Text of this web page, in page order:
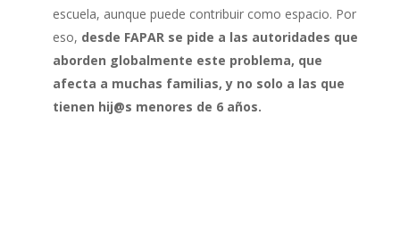
escuela, aunque puede contribuir como espacio. Por
eso, desde FAPAR se pide a las autoridades que
aborden globalmente este problema, que
afecta a muchas familias, y no solo a las que
tienen hij@s menores de 6 años.